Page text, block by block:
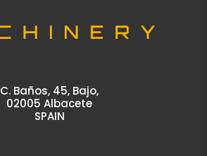
C. Baños, 45, Bajo,
02005 Albacete
SPAIN